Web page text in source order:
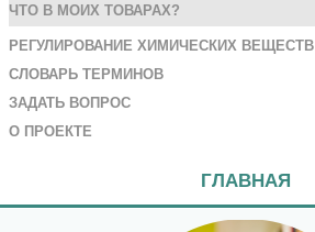
ЧТО В МОИХ ТОВАРАХ?
РЕГУЛИРОВАНИЕ ХИМИЧЕСКИХ ВЕЩЕСТВ
СЛОВАРЬ ТЕРМИНОВ
ЗАДАТЬ ВОПРОС
О ПРОЕКТЕ
ГЛАВНАЯ